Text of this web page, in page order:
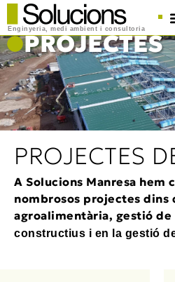
Enginyeria, medi ambient i consultoria
PROJECTES
PROJECTES
A Solucions Manresa hem
nombrosos projectes dins
agroalimentària, gestió de
constructius i en la gestió